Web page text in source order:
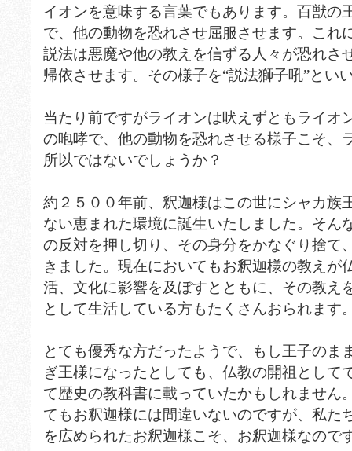
イオンを意味する言葉でもあります。百獣の
で、他の動物を恐れさせ屈服させます。これ
説法は悪魔や他の教えを信ずる人々が恐れさ
帰依させます。その様子を“説法獅子吼”とい
当たり前ですがライオンは吠えずともライオ
の咆哮で、他の動物を恐れさせる様子こそ、
所以ではないでしょうか？
約２５００年前、釈迦様はこの世にシャカ族
ない恵まれた環境に誕生いたしました。そん
の反対を押し切り、その身分をかなぐり捨て
きました。現在においてもお釈迦様の教えが
活、文化に影響を及ぼすとともに、その教え
として生活している方もたくさんおられます
とても優秀な方だったようで、もし王子のま
ぎ王様になったとしても、仏教の開祖として
て歴史の教科書に載っていたかもしれません
てもお釈迦様には間違いないのですが、私た
を広められたお釈迦様こそ、お釈迦様なので